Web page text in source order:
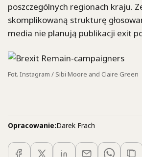
poszczególnych regionach kraju.
skomplikowaną strukturę
media nie planują publikacji exit
Fot. Instagram / Sibi Moore and Claire Green
Opracowanie:Darek Frach